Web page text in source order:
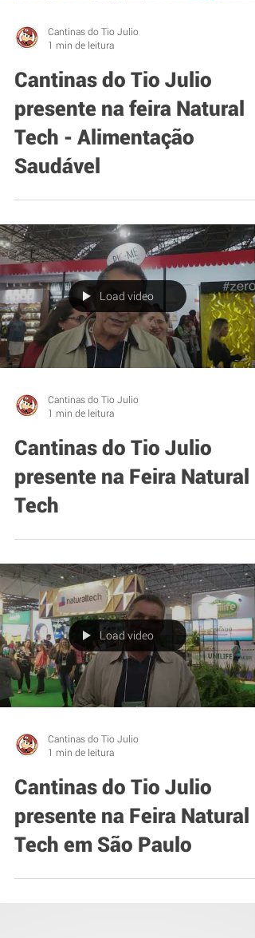
Cantinas do Tio Julio
1 min de leitura
Cantinas do Tio Julio
presente na feira Natural
Tech - Alimentação
Saudável
Load video
Cantinas do Tio Julio
1 min de leitura
Cantinas do Tio Julio
presente na Feira Natural
Tech
Load video
Cantinas do Tio Julio
1 min de leitura
Cantinas do Tio Julio
presente na Feira Natural